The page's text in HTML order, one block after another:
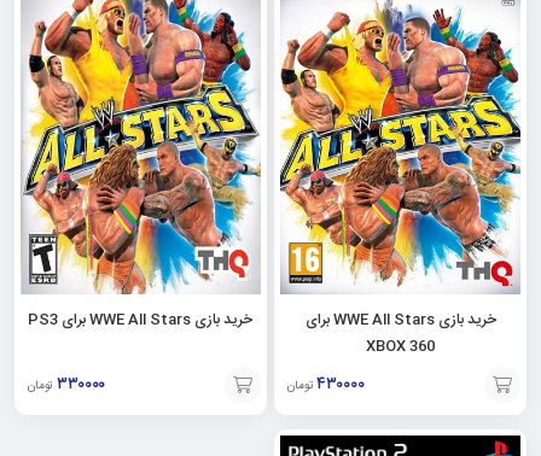
خرید بازی WWE All Stars برای
XBOX 360
۴۳۰۰۰۰ تومان
افزودن
خرید بازی WWE All Stars برای PS3
۳۳۰۰۰۰ تومان
افزودن